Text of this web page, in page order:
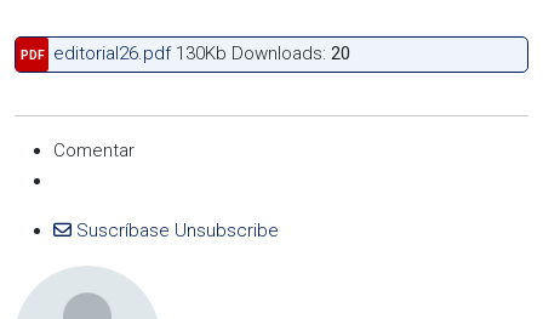
PDF editorial26.pdf 130Kb Downloads:20
Comentar
Suscríbase Unsubscribe